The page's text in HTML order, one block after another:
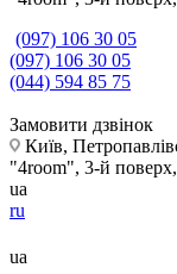
(097) 106 30 05
(097) 106 30 05
(044) 594 85 75
Замовити дзвінок
Київ,
"4room", 3-й поверх,
ua
ru
ua